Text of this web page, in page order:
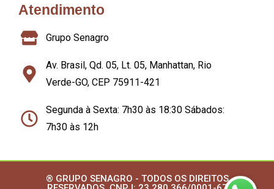
Atendimento
Grupo Senagro
Av. Brasil, Qd. 05, Lt. 05, Manhattan, Rio
Verde-GO, CEP 75911-421
Segunda à Sexta: 7h30 às 18:30 Sábados:
7h30 às 12h
® GRUPO SENAGRO - TODOS OS DIREITOS